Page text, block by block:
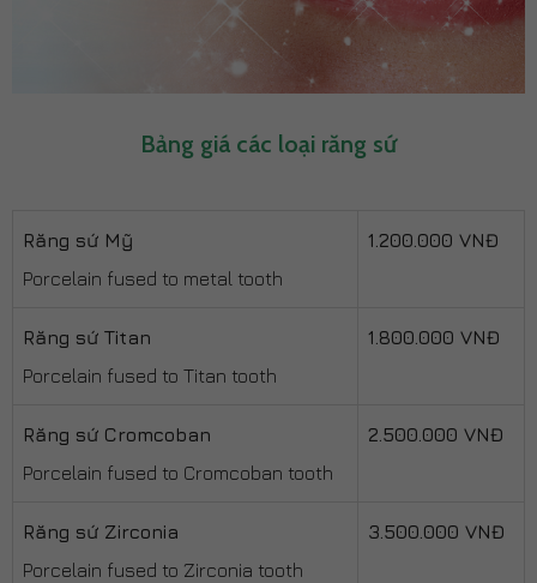
Bảng giá các loại răng sứ
Răng sứ Mỹ
Porcelain fused to metal tooth
1.200.000 VNĐ
Răng sứ Titan
Porcelain fused to Titan tooth
1.800.000 VNĐ
Răng sứ Cromcoban
Porcelain fused to Cromcoban tooth
2.500.000 VNĐ
Răng sứ Zirconia
Porcelain fused to Zirconia tooth
3.500.000 VNĐ